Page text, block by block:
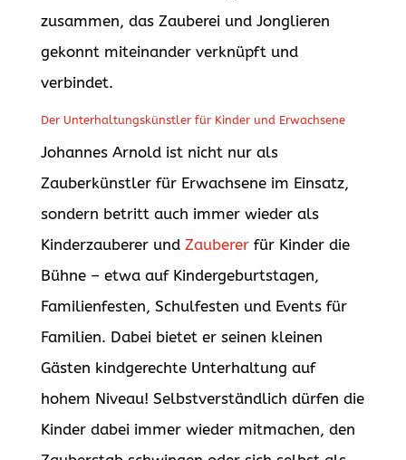
zusammen, das Zauberei und Jonglieren
gekonnt miteinander verknüpft und
verbindet.
Der Unterhaltungskünstler für Kinder und Erwachsene
Johannes Arnold ist nicht nur als
Zauberkünstler für Erwachsene im Einsatz,
sondern betritt auch immer wieder als
Kinderzauberer und Zaubererfür Kinder die
Bühne – etwa auf Kindergeburtstagen,
Familienfesten, Schulfesten und Events für
Familien. Dabei bietet er seinen kleinen
Gästen kindgerechte Unterhaltung auf
hohem Niveau! Selbstverständlich dürfen die
Kinder dabei immer wieder mitmachen, den